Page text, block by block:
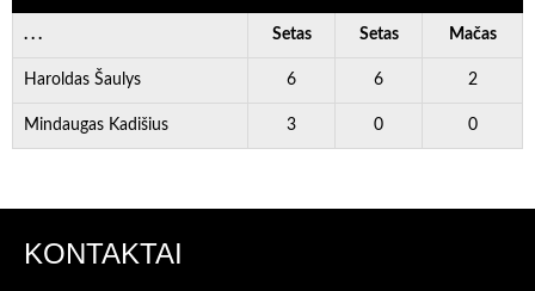
. . . Setas Setas Mačas
Haroldas Šaulys 6 6 2
Mindaugas Kadišius 3 0 0
KONTAKTAI